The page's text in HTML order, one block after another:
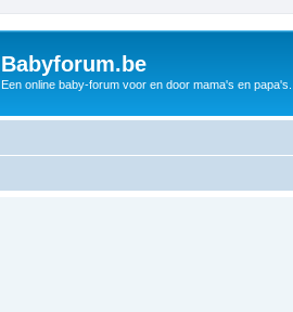
Babyforum.be
Een online baby-forum voor en door mama's en papa's...